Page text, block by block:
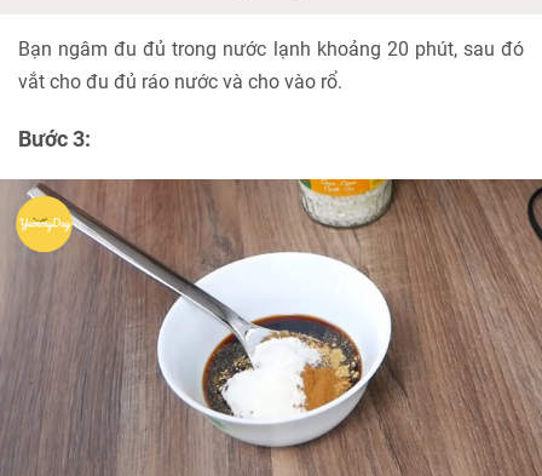
Bạn ngâm đu đủ trong nước lạnh khoảng 20 phút, sau đó
vắt cho đu đủ ráo nước và cho vào rổ.
Bước 3: